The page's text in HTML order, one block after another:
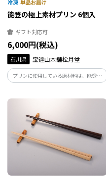
能登の極上素材プリン 6個入
ギフト対応可
6,000円(税込)
石川県 宝達山本舗松月堂
プリンに使用している原材料は、能登産
大豆を使用し醸造した醤油、ハーブで育
が付属します。